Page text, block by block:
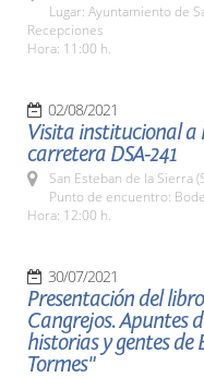
Lugar: Ayuntamiento de
Recepciones
Hora: 11:00 h.
02/08/2021
Visita institucional a
carretera DSA-241
San Esteban de la Sierra
Punto de encuentro:
Hora: 12:00 h.
30/07/2021
Presentación del
Cangrejos. Apuntes
historias y gentes de
Tormes"